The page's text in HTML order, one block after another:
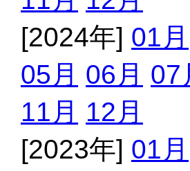
[2024年] 01月
05月 06月 07
11月 12月
[2023年] 01月